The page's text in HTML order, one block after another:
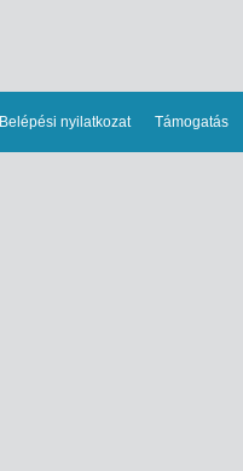
Belépési nyilatkozat Támogatás